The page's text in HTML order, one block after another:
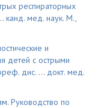
респираторных
канд. мед. наук. М.,
и
детей с острыми
дис. … докт. мед.
Руководство по